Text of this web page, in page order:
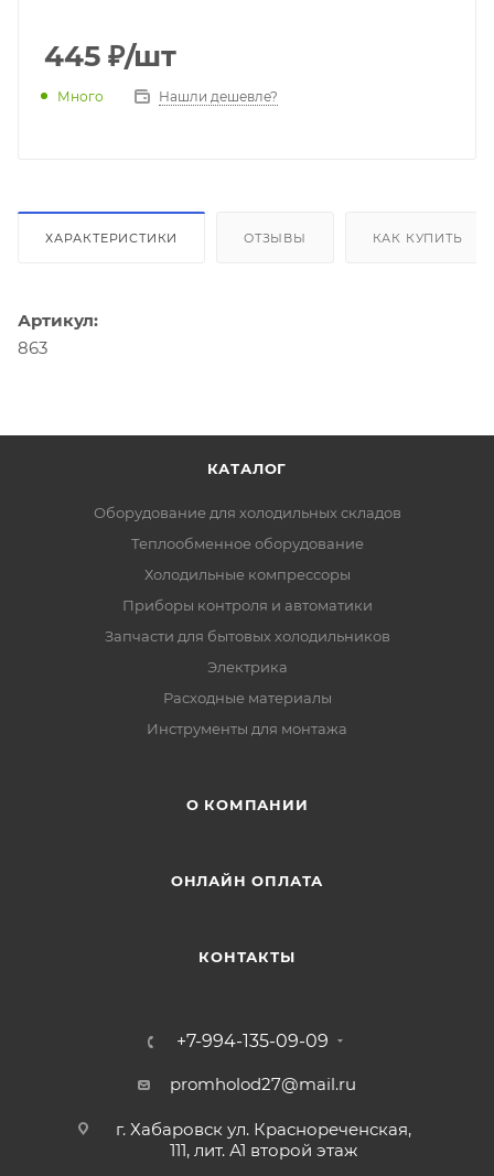
445 ₽/шт
Много Нашли дешевле?
ХАРАКТЕРИСТИКИ ОТЗЫВЫ КАК КУПИТЬ
Артикул:
863
КАТАЛОГ
Оборудование для холодильных складов
Теплообменное оборудование
Холодильные компрессоры
Приборы контроля и автоматики
Запчасти для бытовых холодильников
Электрика
Расходные материалы
Инструменты для монтажа
О КОМПАНИИ
ОНЛАЙН ОПЛАТА
КОНТАКТЫ
+7-994-135-09-09
promholod27@mail.ru
г. Хабаровск ул. Краснореченская,
111, лит. А1 второй этаж